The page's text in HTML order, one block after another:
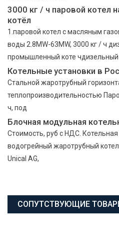
3000 кг / ч паровой котел
котёл
1.паровой котел с масляным
воды 2.8MW-63MW, 3000 кг / ч
промышленный коте чдизельный
Котельные установки в
Стальной жаротрубный
теплопроизводительностью
ч, под
Блочная модульная
Стоимость, руб с НДС. Котельная
водогрейный жаротрубный котел
Unical AG,
СОПУТСТВУЮЩИЕ